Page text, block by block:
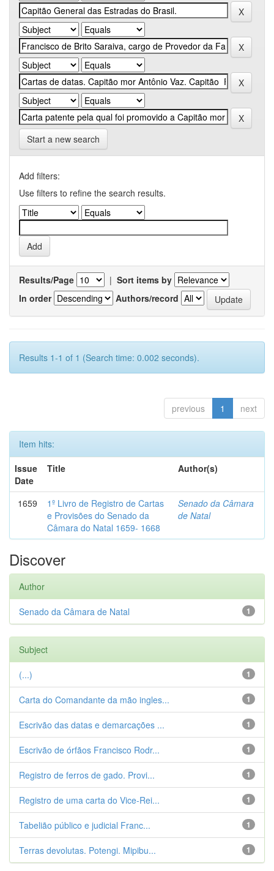
Start a new search
Add filters:
Use filters to refine the search results.
Results/Page | Sort items by
In order
Authors/record
Results 1-1 of 1 (Search time: 0.002 seconds).
previous 1 next
Item hits:
Issue
Date
Title Author(s)
1659
1º Livro de Registro de Cartas
e Provisões do Senado da
Câmara do Natal 1659- 1668
Senado da Câmara
de Natal
Discover
Author
1
Senado da Câmara de Natal
Subject
1
(...)
1
Carta do Comandante da mão ingles...
1
Escrivão das datas e demarcações ...
1
Escrivão de órfãos Francisco Rodr...
1
Registro de ferros de gado. Provi...
1
Registro de uma carta do Vice-Rei...
1
Tabelião público e judicial Franc...
1
Terras devolutas. Potengi. Mipibu...